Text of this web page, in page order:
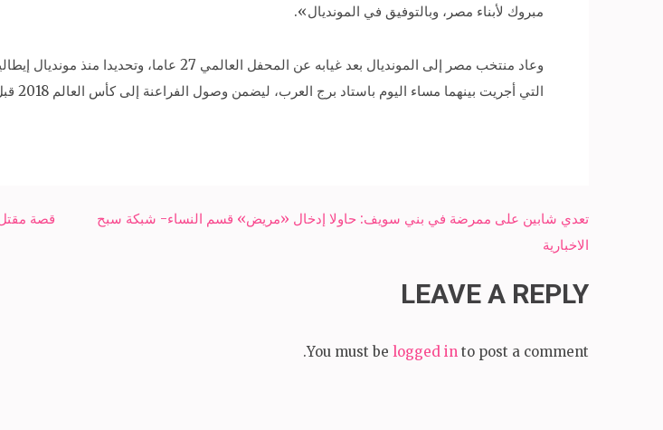
مبروك لأبناء مصر، وبالتوفيق في المونديال».
التي أجريت بينهما مساء اليوم باستاد برج العرب، ليضمن وصول الفراعنة إلى كأس العالم 2018 قبل جولة من نهاية التصفيات الأفريقية.
Post
navigation
قصة
تعدي شابين على ممرضة في بني سويف: حاولا إدخال «مريض» قسم النساء- شبكة سبح
الاخبارية
LEAVE A REPLY
You must be logged in to post a comment.